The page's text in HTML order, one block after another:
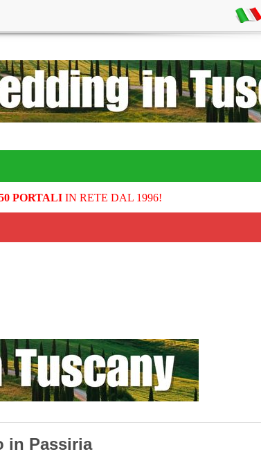
PORTALIIN RETE DAL 1996!
in Passiria